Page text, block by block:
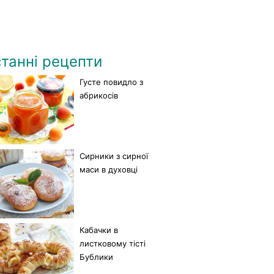
рецепти
Густе повидло з
абрикосів
Сирники з сирної
маси в духовці
Кабачки в
листковому тісті
Бублики